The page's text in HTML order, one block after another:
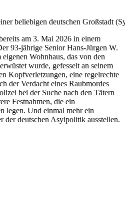
beliebigen deutschen Großstadt
am 3. Mai 2026 in einem
93-jährige Senior Hans-Jürgen W.
Wohnhaus, das von den
wurde, gefesselt an seinem
Kopfverletzungen, eine regelrechte
der Verdacht eines Raubmordes
bei der Suche nach den Tätern
Festnahmen, die ein
legen. Und einmal mehr ein
der deutschen Asylpolitik ausstellen.